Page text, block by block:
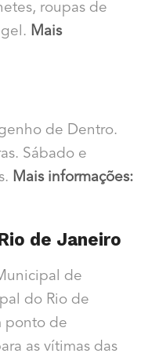
roupas de
Mais
de Dentro.
Sábado e
Mais informações:
de Janeiro
de
do Rio de
ponto de
as vítimas das